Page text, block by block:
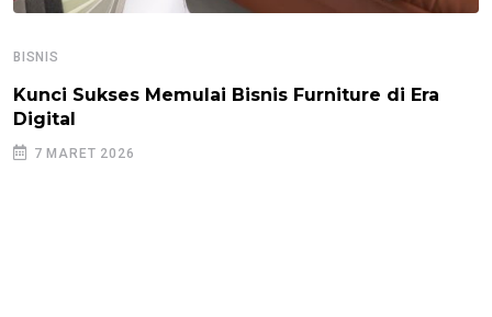
BISNIS
Kunci Sukses Memulai Bisnis Furniture di Era
Digital
7 MARET 2026